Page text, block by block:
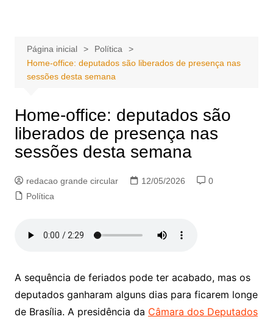
conteúdoPágina inicial
Política
Home-office: deputados são liberados de presença nas
sessões desta semana
Home-office: deputados são
liberados de presença nas
sessões desta semana
redacao grande circular 12/05/2026
0
Política
A sequência de feriados pode ter acabado, mas os
deputados ganharam alguns dias para ficarem longe
de Brasília. A presidência da Câmara dos Deputados